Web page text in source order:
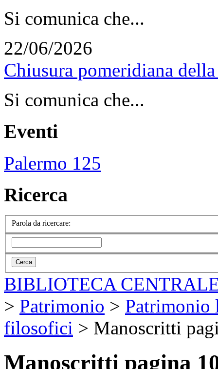
Si comunica che...
22/06/2026
Chiusura pomeridiana
Si comunica che...
Eventi
Palermo 125
Ricerca
Parola da ricercare:
BIBLIOTECA
> Patrimonio > Patrimonio
filosofici > Manoscritti
Manoscritti pagina